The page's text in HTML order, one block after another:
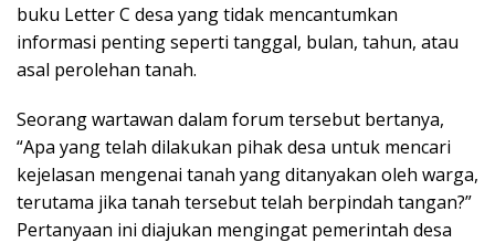
buku Letter C desa yang tidak mencantumkan
informasi penting seperti tanggal, bulan, tahun, atau
asal perolehan tanah.
Seorang wartawan dalam forum tersebut bertanya,
“Apa yang telah dilakukan pihak desa untuk mencari
kejelasan mengenai tanah yang ditanyakan oleh warga,
terutama jika tanah tersebut telah berpindah tangan?”
Pertanyaan ini diajukan mengingat pemerintah desa